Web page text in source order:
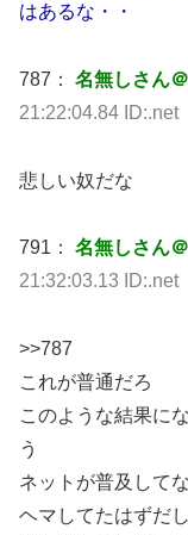
はあるな・・
787： 名無しさん
21:22:04.84 ID:.net
悲しい奴だな
791： 名無しさん
21:32:03.13 ID:.net
>>787
これが普通だろ
このような結果に
う
ネットが普及して
ヘマしてたはずだし